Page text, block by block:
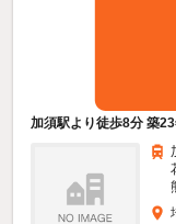
加須駅より徒歩8分 築